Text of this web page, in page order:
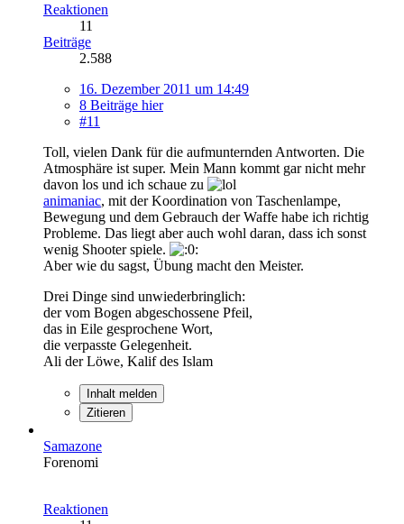
Reaktionen
11
Beiträge
2.588
16. Dezember 2011 um 14:49
8 Beiträge hier
#11
Toll, vielen Dank für die aufmunternden Antworten. Die
Atmosphäre ist super. Mein Mann kommt gar nicht mehr
davon los und ich schaue zu
animaniac, mit der Koordination von Taschenlampe,
Bewegung und dem Gebrauch der Waffe habe ich richtig
Probleme. Das liegt aber auch wohl daran, dass ich sonst
wenig Shooter spiele.
Aber wie du sagst, Übung macht den Meister.
Drei Dinge sind unwiederbringlich:
der vom Bogen abgeschossene Pfeil,
das in Eile gesprochene Wort,
die verpasste Gelegenheit.
Ali der Löwe, Kalif des Islam
Inhalt melden
Zitieren
Samazone
Forenomi
Reaktionen